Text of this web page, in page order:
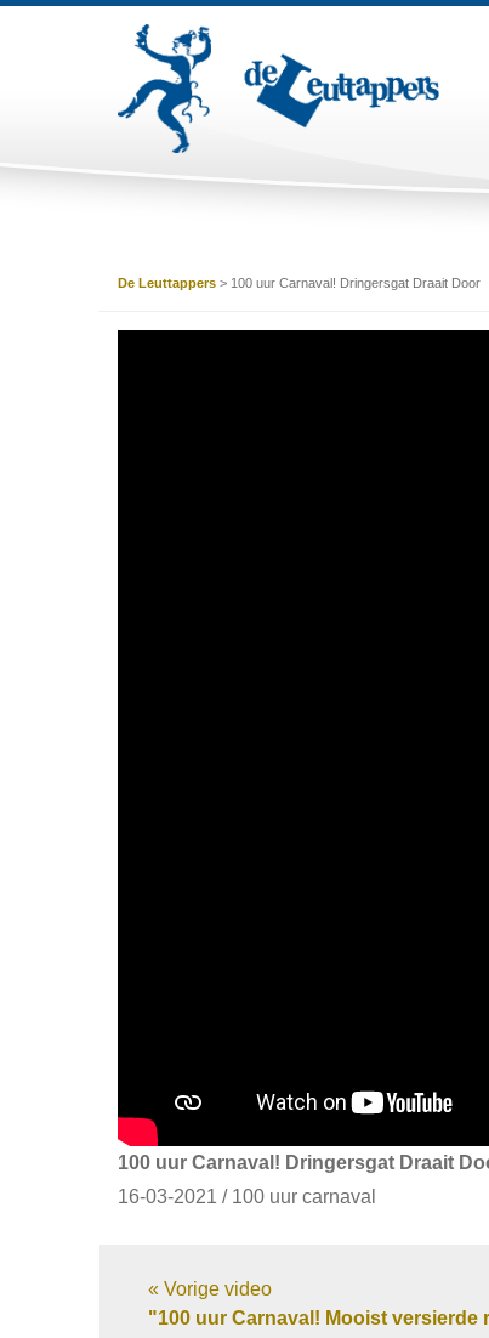
De Leuttappers > 100 uur Carnaval! Dringersgat Draait Door
100 uur Carnaval! Dringersgat Draait
16-03-2021 / 100 uur carnaval
« Vorige video
"100 uur Carnaval! Mooist versierde